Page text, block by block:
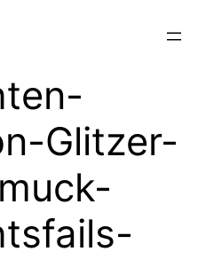
Glitzer-